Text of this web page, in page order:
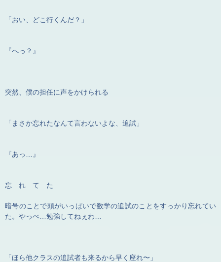
「おい、どこ行くんだ？」
『へっ？』
突然、僕の担任に声をかけられる
「まさか忘れたなんて言わないよな、追試」
『あっ…』
忘　れ　て　た
暗号のことで頭がいっぱいで数学の追試のことをすっかり忘れてい
た。やっべ…勉強してねぇわ…
「ほら他クラスの追試者も来るから早く座れ〜」